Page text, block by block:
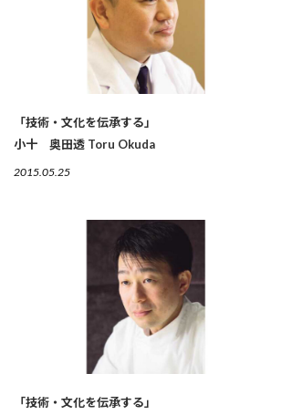
「技術・文化を伝承する」
小十 奥田透 Toru Okuda
2015.05.25
「技術・文化を伝承する」